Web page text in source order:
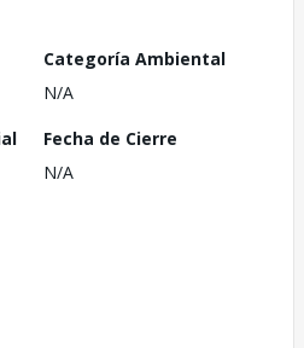
Categoría Ambiental
N/A
Fecha de Cierre
N/A